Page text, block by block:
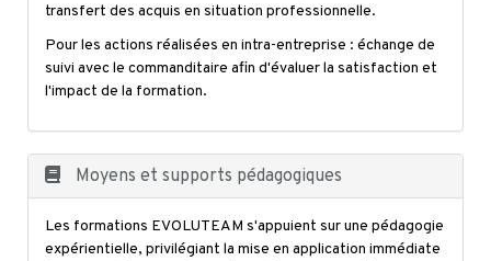
transfert des acquis en situation professionnelle.
Pour les actions réalisées en intra-entreprise : échange de
suivi avec le commanditaire afin d'évaluer la satisfaction et
l'impact de la formation.
Moyens et supports pédagogiques
Les formations EVOLUTEAM s'appuient sur une pédagogie
expérientielle, privilégiant la mise en application immédiate